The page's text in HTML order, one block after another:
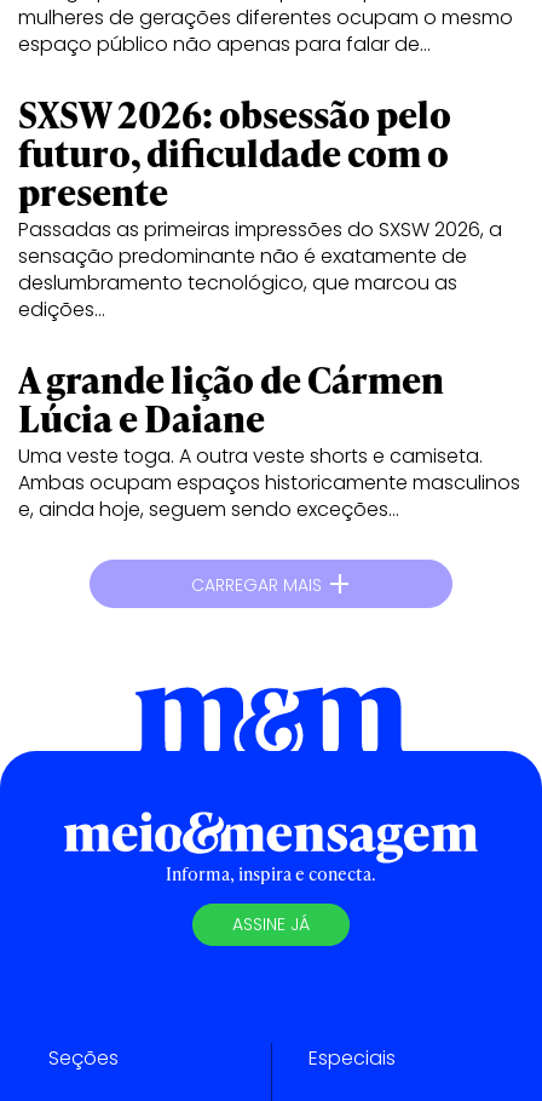
mulheres de gerações diferentes ocupam o mesmo
espaço público não apenas para falar de…
SXSW 2026: obsessão pelo
futuro, dificuldade com o
presente
Passadas as primeiras impressões do SXSW 2026, a
sensação predominante não é exatamente de
deslumbramento tecnológico, que marcou as
edições…
A grande lição de Cármen
Lúcia e Daiane
Uma veste toga. A outra veste shorts e camiseta.
Ambas ocupam espaços historicamente masculinos
e, ainda hoje, seguem sendo exceções…
CARREGAR MAIS +
Informa, inspira e conecta.
ASSINE JÁ
Seções Especiais